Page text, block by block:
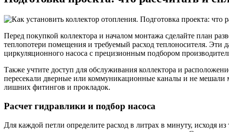
Перед покупкой коллектора и началом монтажа сделайте план
теплопотери помещения и требуемый расход теплоносителя. Эти
циркуляционного насоса с прецизионным подбором
Также учтите доступ для обслуживания коллектора и
пересекали дверные или коммуникационные каналы и не мешали
лишних фитингов и прокладок.
Расчет гидравлики и подбор насоса
Для каждой петли определите расход в литрах в минуту, исходя